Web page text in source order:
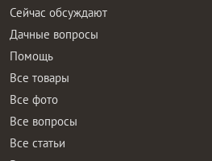
Сейчас обсуждают
Дачные вопросы
Помощь
Все товары
Все фото
Все вопросы
Все статьи